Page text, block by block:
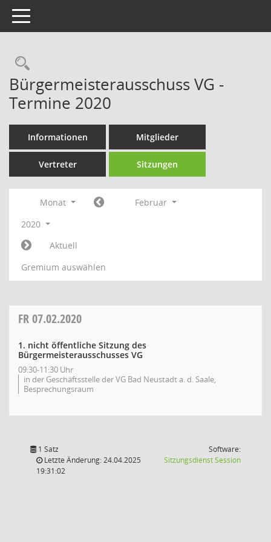
Toggle navigation
Rechercheauswahl
Bürgermeisterausschuss VG -
Termine 2020
Informationen Mitglieder
Vertreter Sitzungen
Monat
Februar
2020
Aktuell
Gremium auswählen
FR07.02.2020
1. nicht öffentliche Sitzung des
Bürgermeisterausschusses VG
09:30-11:30 Uhr
in der Geschäftsstelle der VG Bad Neustadt a. d. Saale,
Besprechungsraum
1 Satz
Letzte Änderung: 24.04.2025
19:31:02
Software:
SitzungsdienstSession(Wird in